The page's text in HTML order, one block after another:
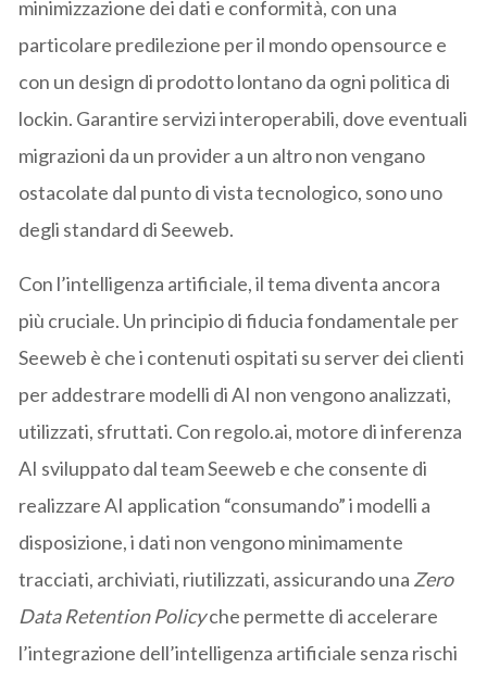
minimizzazione dei dati e conformità, con una
particolare predilezione per il mondo opensource e
con un design di prodotto lontano da ogni politica di
lockin. Garantire servizi interoperabili, dove eventuali
migrazioni da un provider a un altro non vengano
ostacolate dal punto di vista tecnologico, sono uno
degli standard di Seeweb.
Con l’intelligenza artificiale, il tema diventa ancora
più cruciale. Un principio di fiducia fondamentale per
Seeweb è che i contenuti ospitati su server dei clienti
per addestrare modelli di AI non vengono analizzati,
utilizzati, sfruttati. Con regolo.ai, motore di inferenza
AI sviluppato dal team Seeweb e che consente di
realizzare AI application “consumando” i modelli a
disposizione, i dati non vengono minimamente
tracciati, archiviati, riutilizzati, assicurando una Zero
Data Retention Policyche permette di accelerare
l’integrazione dell’intelligenza artificiale senza rischi